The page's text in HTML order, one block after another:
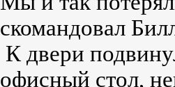
скомандовал
К двери
офисный стол,